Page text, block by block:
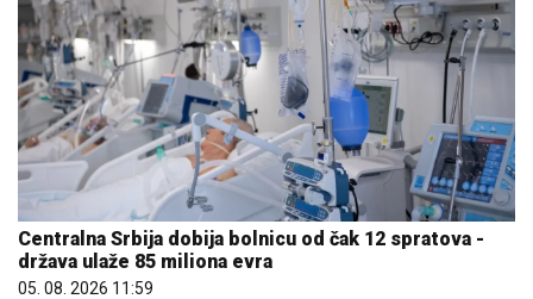
Centralna Srbija dobija bolnicu od čak 12 spratova -
država ulaže 85 miliona evra
05. 08. 2026 11:59